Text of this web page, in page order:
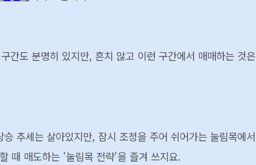
간도 분명히 있지만, 흔치 않고 이런 구간에서 매매하는 것은
추세는 살아있지만, 잠시 조정을 주어 쉬어가는 눌림목에서
때 매도하는 '눌림목 전략'을 즐겨 쓰지요.